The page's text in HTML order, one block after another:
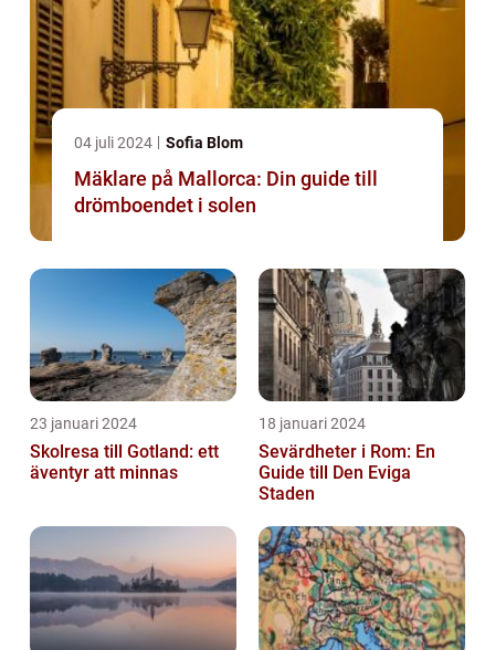
04 juli 2024 Sofia Blom
Mäklare på Mallorca: Din guide till
drömboendet i solen
23 januari 2024
Skolresa till Gotland: ett
äventyr att minnas
18 januari 2024
Sevärdheter i Rom: En
Guide till Den Eviga
Staden